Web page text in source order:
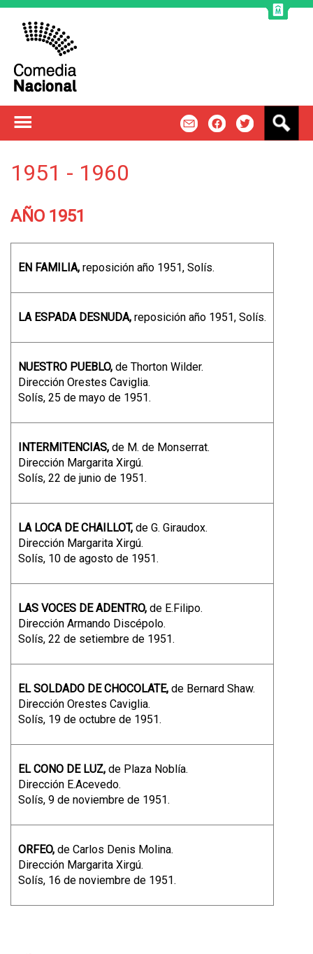
1951 - 1960
AÑO 1951
EN FAMILIA, reposición año 1951, Solís.
LA ESPADA DESNUDA, reposición año 1951, Solís.
NUESTRO PUEBLO, de Thorton Wilder.
Dirección Orestes Caviglia.
Solís, 25 de mayo de 1951.
INTERMITENCIAS, de M. de Monserrat.
Dirección Margarita Xirgú.
Solís, 22 de junio de 1951.
LA LOCA DE CHAILLOT, de G. Giraudox.
Dirección Margarita Xirgú.
Solís, 10 de agosto de 1951.
LAS VOCES DE ADENTRO, de E.Filipo.
Dirección Armando Discépolo.
Solís, 22 de setiembre de 1951.
EL SOLDADO DE CHOCOLATE, de Bernard Shaw.
Dirección Orestes Caviglia.
Solís, 19 de octubre de 1951.
EL CONO DE LUZ, de Plaza Noblía.
Dirección E.Acevedo.
Solís, 9 de noviembre de 1951.
ORFEO, de Carlos Denis Molina.
Dirección Margarita Xirgú.
Solís, 16 de noviembre de 1951.
s